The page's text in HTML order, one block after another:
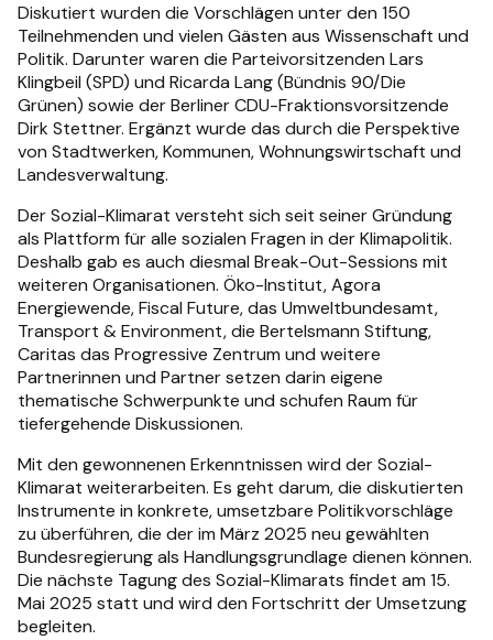
Diskutiert wurden die Vorschlägen unter den 150
Teilnehmenden und vielen Gästen aus Wissenschaft und
Politik. Darunter waren die Parteivorsitzenden Lars
Klingbeil (SPD) und Ricarda Lang (Bündnis 90/Die
Grünen) sowie der Berliner CDU-Fraktionsvorsitzende
Dirk Stettner. Ergänzt wurde das durch die Perspektive
von Stadtwerken, Kommunen, Wohnungswirtschaft und
Landesverwaltung.
Der Sozial-Klimarat versteht sich seit seiner Gründung
als Plattform für alle sozialen Fragen in der Klimapolitik.
Deshalb gab es auch diesmal Break-Out-Sessions mit
weiteren Organisationen. Öko-Institut, Agora
Energiewende, Fiscal Future, das Umweltbundesamt,
Transport & Environment, die Bertelsmann Stiftung,
Caritas das Progressive Zentrum und weitere
Partnerinnen und Partner setzen darin eigene
thematische Schwerpunkte und schufen Raum für
tiefergehende Diskussionen.
Mit den gewonnenen Erkenntnissen wird der Sozial-
Klimarat weiterarbeiten. Es geht darum, die diskutierten
Instrumente in konkrete, umsetzbare Politikvorschläge
zu überführen, die der im März 2025 neu gewählten
Bundesregierung als Handlungsgrundlage dienen können.
Die nächste Tagung des Sozial-Klimarats findet am 15.
Mai 2025 statt und wird den Fortschritt der Umsetzung
begleiten.